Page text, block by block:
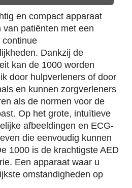
en compact apparaat
patiënten met een
continue
Dankzij de
kan de 1000 worden
door hulpverleners of door
en kunnen zorgverleners
als de normen voor de
Op het grote, intuïtieve
afbeeldingen en ECG-
die eenvoudig kunnen
1000 is de krachtigste AED
Een apparaat waar u
omstandigheden op